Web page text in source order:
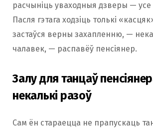
расчыніць уваходныя дзверы — усе
Пасля гэтага ходзіць толькі
застаўся верны захапленню, —
чалавек, — распавёў пенсіянер.
Залу для танцаў
некалькі разоў
Сам ён стараецца не прапускаць